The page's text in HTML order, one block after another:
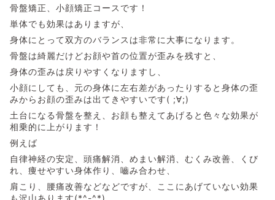
骨盤矯正、小顔矯正コースです！
単体でも効果はありますが、
身体にとって双方のバランスは非常に大事になります。
骨盤は綺麗だけどお顔や首の位置が歪みを残すと、
身体の歪みは戻りやすくなりますし、
小顔にしても、元の身体に左右差があったりすると身体の歪
みからお顔の歪みは出てきやすいです( ;∀;)
土台になる骨盤を整え、お顔も整えてあげると色々な効果が
相乗的に上がります！
例えば
自律神経の安定、頭痛解消、めまい解消、むくみ改善、くび
れ、痩せやすい身体作り、嚙み合わせ、
肩こり、腰痛改善などなどですが、ここにあげていない効果
も沢山あります(*^-^*)